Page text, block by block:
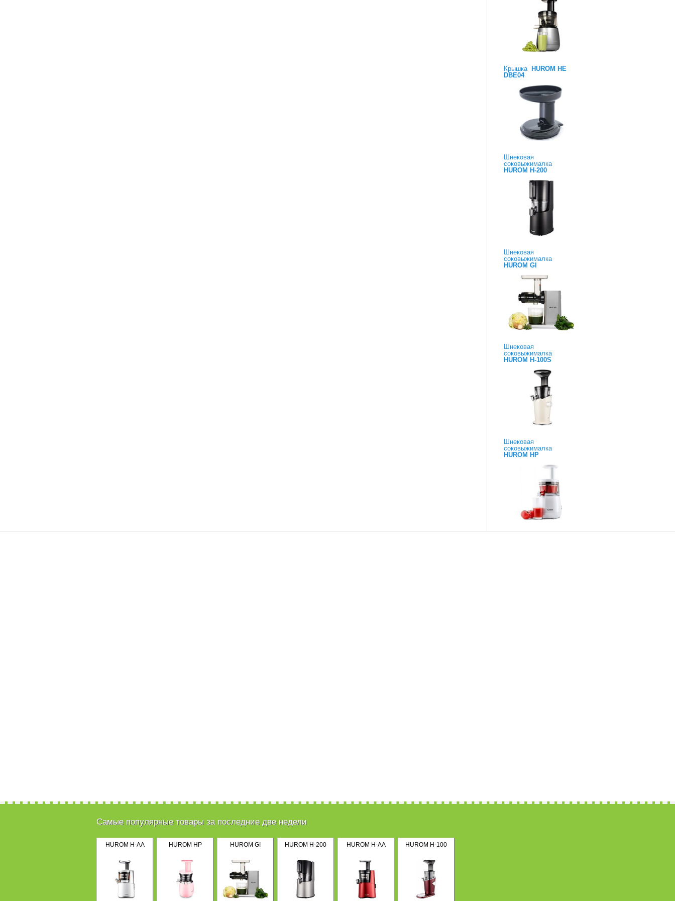
Крышка HUROM HE
DBE04
Шнековая
соковыжималка
HUROM H-200
Шнековая
соковыжималка
HUROM GI
Шнековая
соковыжималка
HUROM H-100S
Шнековая
соковыжималка
HUROM HP
Самые популярные товары за последние две недели
HUROM H-AA HUROM HP HUROM GI HUROM H-200 HUROM H-AA HUROM H-100